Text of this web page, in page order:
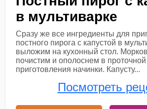
в мультиварке
Сразу же все ингредиенты для
постного пирога с капустой в
выложим на кухонный стол.
почистим и ополоснем в
приготовления начинки. Капусту...
Посмотреть